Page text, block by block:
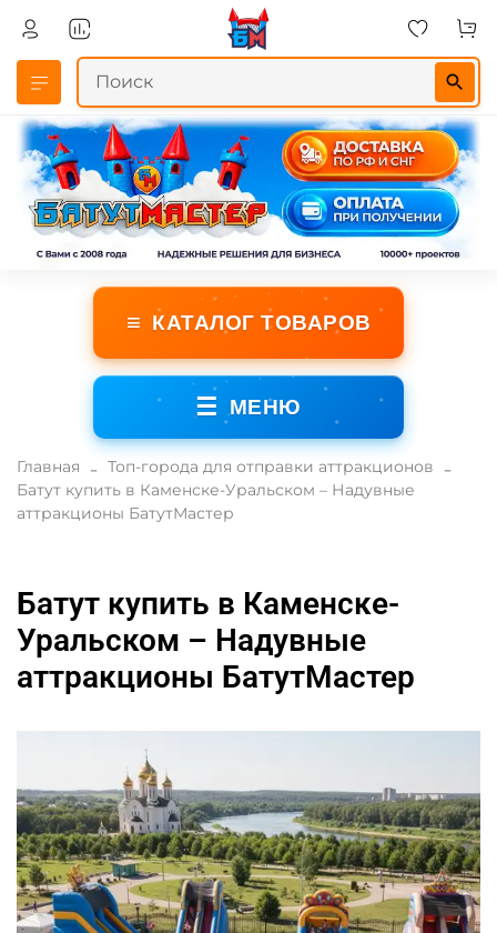
≡ КАТАЛОГ ТОВАРОВ
☰ МЕНЮ
Главная
Топ-города для отправки аттракционов
Батут купить в Каменске-Уральском – Надувные
аттракционы БатутМастер
Батут купить в Каменске-
Уральском – Надувные
аттракционы БатутМастер